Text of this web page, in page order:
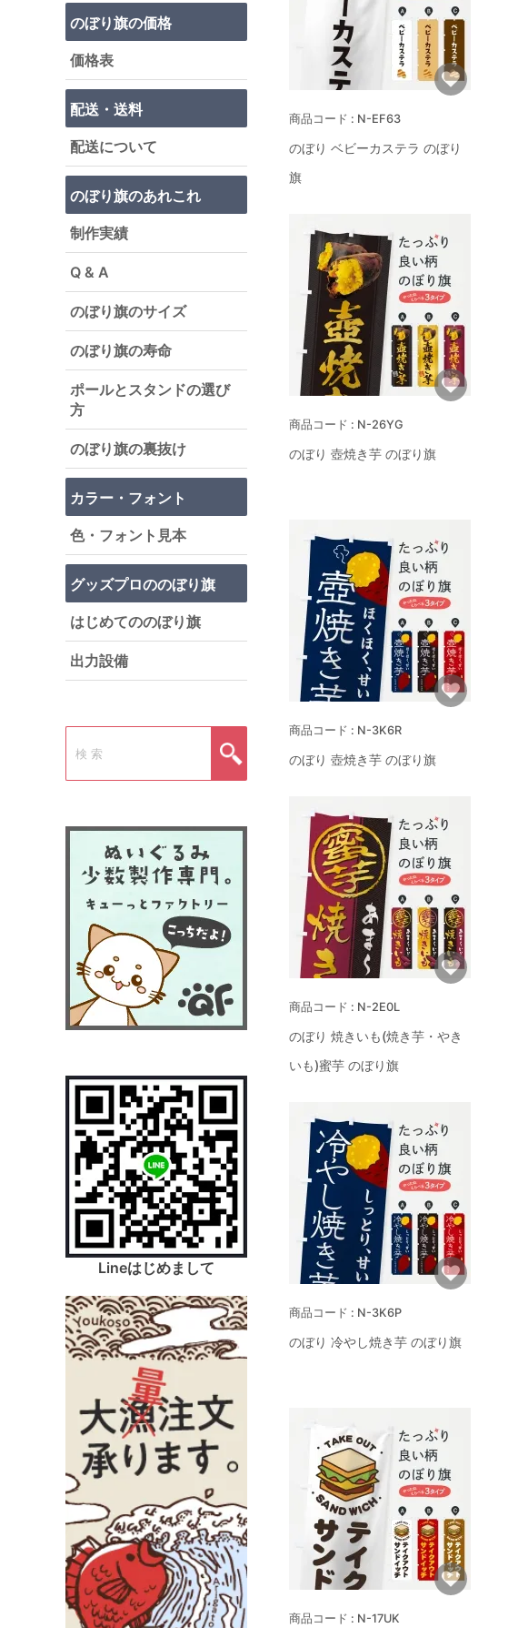
N-EF63
のぼり ベビーカステラ のぼり
旗
N-26YG
のぼり 壺焼き芋 のぼり旗
N-3K6R
のぼり 壺焼き芋 のぼり旗
N-2E0L
のぼり 焼きいも(焼き芋・やき
いも)蜜芋 のぼり旗
N-3K6P
のぼり 冷やし焼き芋 のぼり旗
N-17UK
のぼり旗の価格
価格表
配送・送料
配送について
のぼり旗のあれこれ
制作実績
Q & A
のぼり旗のサイズ
のぼり旗の寿命
ポールとスタンドの選び
方
のぼり旗の裏抜け
カラー・フォント
色・フォント見本
グッズプロののぼり旗
はじめてののぼり旗
出力設備
Lineはじめまして